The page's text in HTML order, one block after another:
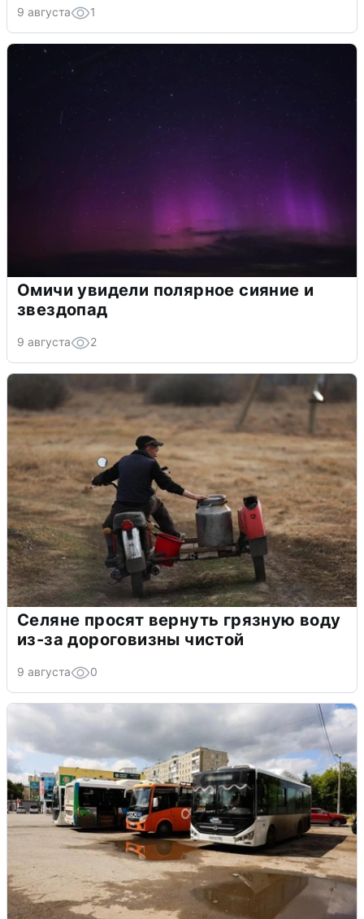
9 августа 1
Омичи увидели полярное сияние и
звездопад
9 августа 2
Селяне просят вернуть грязную воду
из-за дороговизны чистой
9 августа 0